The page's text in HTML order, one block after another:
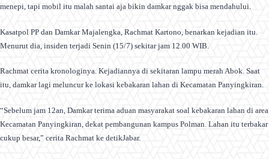
menepi, tapi mobil itu malah santai aja bikin damkar nggak bisa mendahului.
Kasatpol PP dan Damkar Majalengka, Rachmat Kartono, benarkan kejadian itu.
Menurut dia, insiden terjadi Senin (15/7) sekitar jam 12.00 WIB.
Rachmat cerita kronologinya. Kejadiannya di sekitaran lampu merah Abok. Saat
itu, damkar lagi meluncur ke lokasi kebakaran lahan di Kecamatan Panyingkiran.
“Sebelum jam 12an, Damkar terima aduan masyarakat soal kebakaran lahan di area
Kecamatan Panyingkiran, dekat pembangunan kampus Polman. Lahan itu terbakar
cukup besar,” cerita Rachmat ke detikJabar.